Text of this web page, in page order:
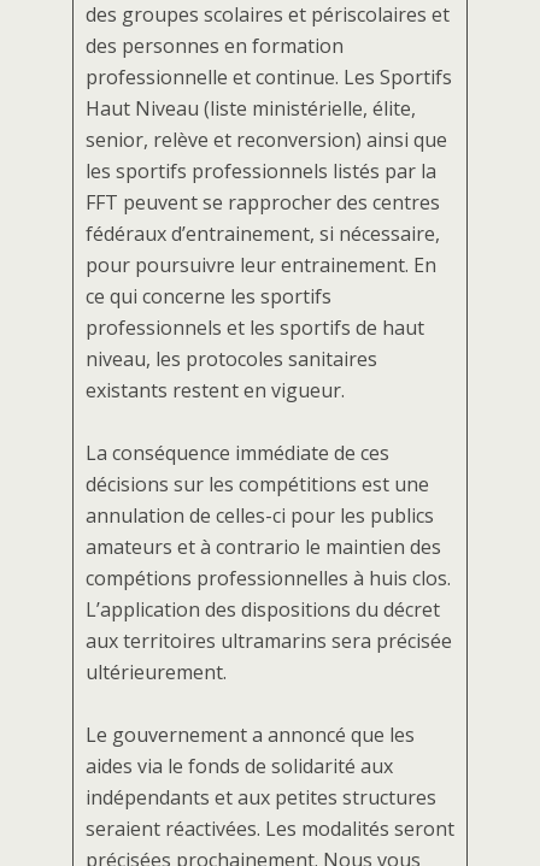
des groupes scolaires et périscolaires et
des personnes en formation
professionnelle et continue. Les Sportifs
Haut Niveau (liste ministérielle, élite,
senior, relève et reconversion) ainsi que
les sportifs professionnels listés par la
FFT peuvent se rapprocher des centres
fédéraux d’entrainement, si nécessaire,
pour poursuivre leur entrainement. En
ce qui concerne les sportifs
professionnels et les sportifs de haut
niveau, les protocoles sanitaires
existants restent en vigueur.
La conséquence immédiate de ces
décisions sur les compétitions est une
annulation de celles-ci pour les publics
amateurs et à contrario le maintien des
compétions professionnelles à huis clos.
L’application des dispositions du décret
aux territoires ultramarins sera précisée
ultérieurement.
Le gouvernement a annoncé que les
aides via le fonds de solidarité aux
indépendants et aux petites structures
seraient réactivées. Les modalités seront
précisées prochainement. Nous vous